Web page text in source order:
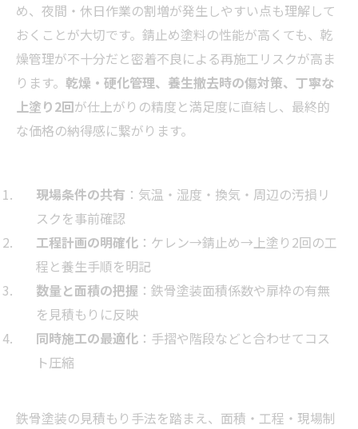
め、夜間・休日作業の割増が発生しやすい点も理解して
おくことが大切です。錆止め塗料の性能が高くても、乾
燥管理が不十分だと密着不良による再施工リスクが高ま
ります。 乾燥・硬化管理、養生撤去時の傷対策、丁寧な
上塗り2回が仕上がりの精度と満足度に直結し、最終的
な価格の納得感に繋がります。
現場条件の共有 ：気温・湿度・換気・周辺の汚損リ
スクを事前確認
工程計画の明確化 ：ケレン→錆止め→上塗り2回の工
程と養生手順を明記
数量と面積の把握 ：鉄骨塗装面積係数や扉枠の有無
を見積もりに反映
同時施工の最適化 ：手摺や階段などと合わせてコス
ト圧縮
鉄骨塗装の見積もり手法を踏まえ、面積・工程・現場制